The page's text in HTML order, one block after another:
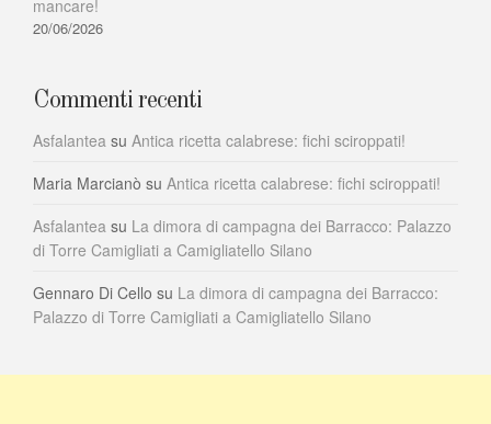
mancare!
20/06/2026
Commenti recenti
Asfalantea su Antica ricetta calabrese: fichi sciroppati!
Maria Marcianò su Antica ricetta calabrese: fichi sciroppati!
Asfalantea su La dimora di campagna dei Barracco: Palazzo
di Torre Camigliati a Camigliatello Silano
Gennaro Di Cello su La dimora di campagna dei Barracco:
Palazzo di Torre Camigliati a Camigliatello Silano